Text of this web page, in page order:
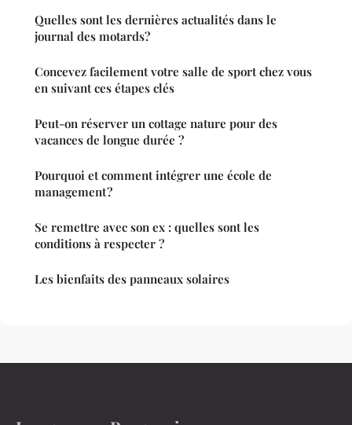
Quelles sont les dernières actualités dans le
journal des motards?
Concevez facilement votre salle de sport chez vous
en suivant ces étapes clés
Peut-on réserver un cottage nature pour des
vacances de longue durée ?
Pourquoi et comment intégrer une école de
management ?
Se remettre avec son ex : quelles sont les
conditions à respecter ?
Les bienfaits des panneaux solaires